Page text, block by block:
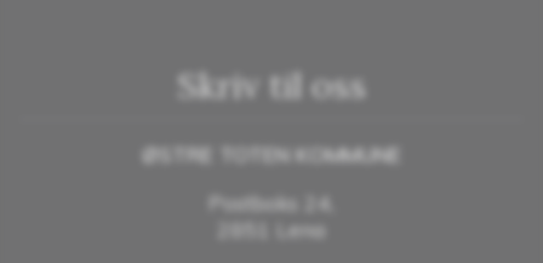
Skriv til oss
ØSTRE TOTEN KOMMUNE
Postboks 24,
2851 Lena